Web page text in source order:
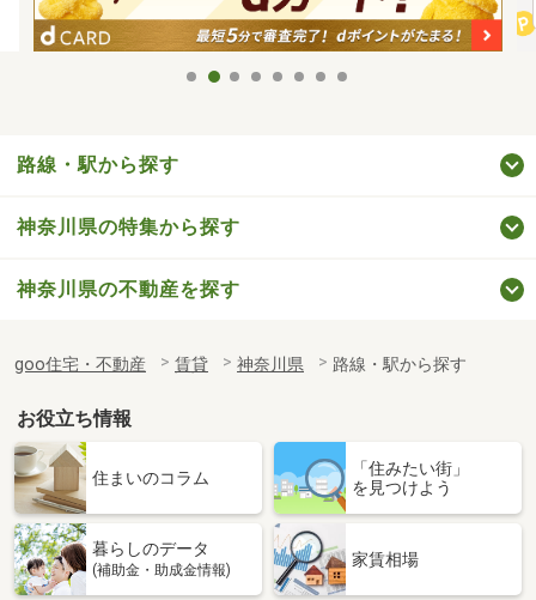
路線・駅から探す
神奈川県の特集から探す
神奈川県の不動産を探す
goo住宅・不動産 賃貸 神奈川県 路線・駅から探す
お役立ち情報
住まいのコラム
「住みたい街」
を見つけよう
暮らしのデータ
(補助金・助成金情報)
家賃相場